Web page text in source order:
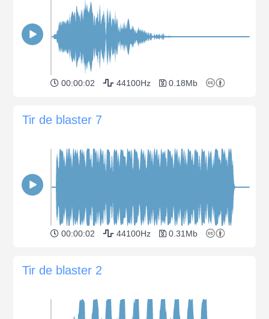
00:00:02 44100Hz 0.18Mb
Tir de blaster 7
00:00:02 44100Hz 0.31Mb
Tir de blaster 2